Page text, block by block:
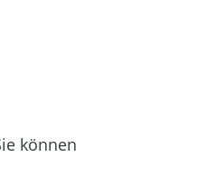
können